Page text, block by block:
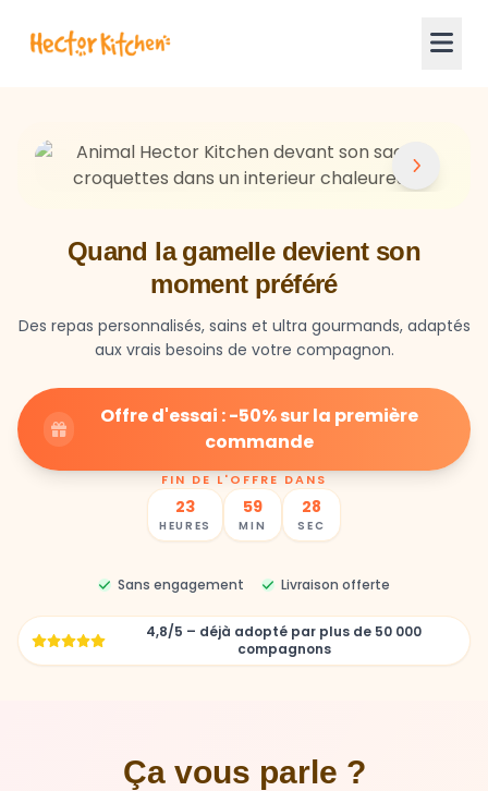
Quand la gamelle devient son
moment préféré
Des repas personnalisés, sains et ultra gourmands, adaptés
aux vrais besoins de votre compagnon.
Offre d'essai : -50% sur la première
commande
FIN DE L'OFFRE DANS
23
HEURES
59
MIN
27
SEC
Sans engagement Livraison offerte
4,8/5 – déjà adopté par plus de 50 000
compagnons
Ça vous parle ?